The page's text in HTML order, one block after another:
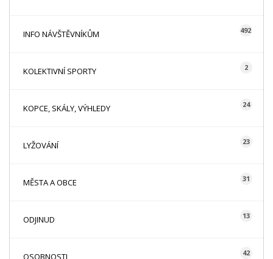
INFO NÁVŠTĚVNÍKŮM 492
KOLEKTIVNÍ SPORTY 2
KOPCE, SKÁLY, VÝHLEDY 24
LYŽOVÁNÍ 23
MĚSTA A OBCE 31
ODJINUD 13
OSOBNOSTI 42